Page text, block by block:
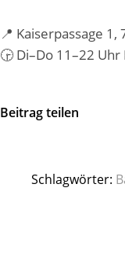
📍 Kaiserpassage 1,
🕞Di–Do 11–22 Uhr
Beitrag teilen
Schlagwörter: